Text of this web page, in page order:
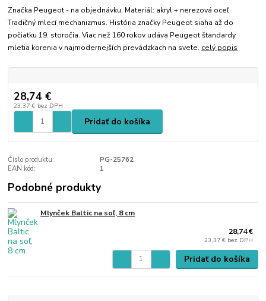
Značka Peugeot - na objednávku. Materiál: akryl + nerezová oceľ
Tradičný mlecí mechanizmus. História značky Peugeot siaha až do
počiatku 19. storočia. Viac než 160 rokov udáva Peugeot štandardy
mletia korenia v najmodernejších prevádzkach na svete. celý popis
28,74 €
23,37 € bez DPH
Pridať do košíka
Číslo produktu:
PG-25762
EAN kód:
1
Podobné produkty
Mlynček Baltic na soľ, 8 cm
28,74 €
23,37 € bez DPH
Pridať do košíka